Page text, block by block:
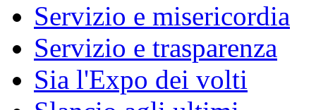
Servizio e misericordia
Servizio e trasparenza
Sia l'Expo dei volti